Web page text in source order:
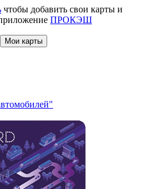
чтобы добавить свои карты и
ПРОКЭШ
Мои карты